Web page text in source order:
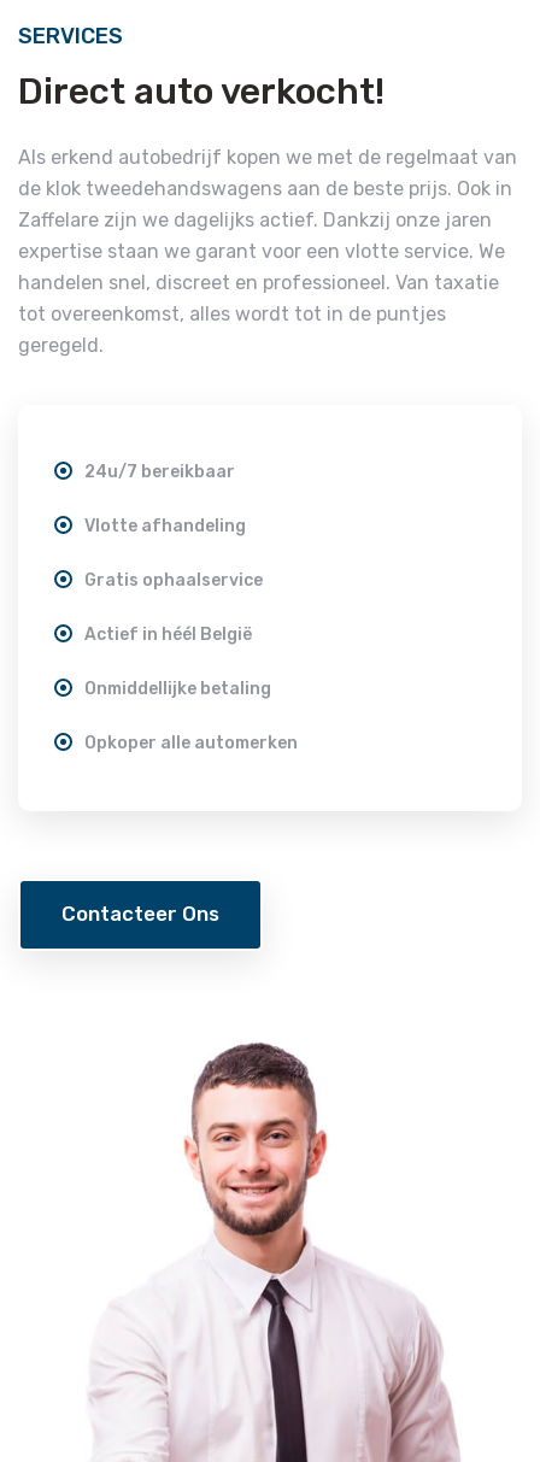
SERVICES
Direct auto verkocht!
Als erkend autobedrijf kopen we met de regelmaat van
de klok tweedehandswagens aan de beste prijs. Ook in
Zaffelare zijn we dagelijks actief. Dankzij onze jaren
expertise staan we garant voor een vlotte service. We
handelen snel, discreet en professioneel. Van taxatie
tot overeenkomst, alles wordt tot in de puntjes
geregeld.
24u/7 bereikbaar
Vlotte afhandeling
Gratis ophaalservice
Actief in héél België
Onmiddellijke betaling
Opkoper alle automerken
Contacteer Ons